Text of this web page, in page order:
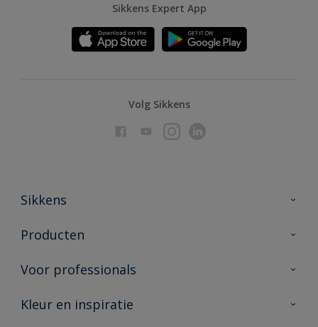
Sikkens Expert App
Volg Sikkens
Sikkens
Over Sikkens
Duurzaamheid
Producten
Producten voor binnen
Vind je verkooppunt
Voor professionals
Advies & service
Kleur en inspiratie